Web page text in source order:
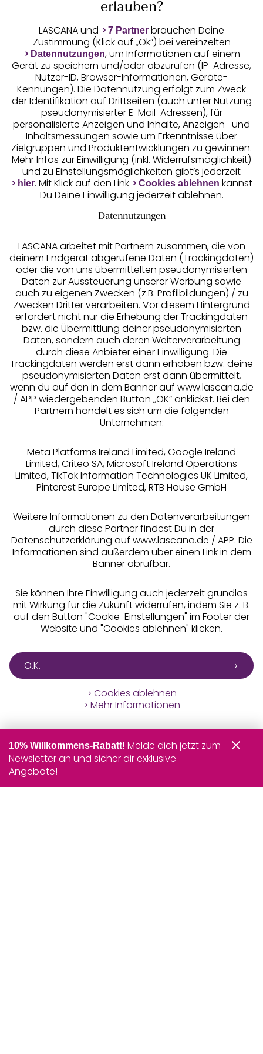
Corsage und Negligé von LASCANA und anderen
Dessous-Marken versprühst du stets einen
weiblichen Charme. Lass dich von Dessous mit
edlenSpitzen-BHs, Corsagen mit Spitze oder
transparenten Negligés verführen!
Unsere Apps
Gratis Versand ab50 €
Kostenlose Retoure
Ratenkauf **
Services
Beratung
Über uns
Rechtliches
Alle Preise inkl. MwSt., zzgl.
Versandkosten
erlauben?
LASCANA und 7 Partner brauchen Deine
Zustimmung (Klick auf „Ok”) bei vereinzelten
Datennutzungen, um Informationen auf einem
Gerät zu speichern und/oder abzurufen (IP-Adresse,
Nutzer-ID, Browser-Informationen, Geräte-
Kennungen). Die Datennutzung erfolgt zum Zweck
der Identifikation auf Drittseiten (auch unter Nutzung
pseudonymisierter E-Mail-Adressen), für
personalisierte Anzeigen und Inhalte, Anzeigen- und
Inhaltsmessungen sowie um Erkenntnisse über
Zielgruppen und Produktentwicklungen zu gewinnen.
Mehr Infos zur Einwilligung (inkl. Widerrufsmöglichkeit)
und zu Einstellungsmöglichkeiten gibt’s jederzeit
hier. Mit Klick auf den Link Cookies ablehnen kannst
Du Deine Einwilligung jederzeit ablehnen.
Datennutzungen
LASCANA arbeitet mit Partnern zusammen, die von
deinem Endgerät abgerufene Daten (Trackingdaten)
oder die von uns übermittelten pseudonymisierten
Daten zur Aussteuerung unserer Werbung sowie
auch zu eigenen Zwecken (z.B. Profilbildungen) / zu
Zwecken Dritter verarbeiten. Vor diesem Hintergrund
erfordert nicht nur die Erhebung der Trackingdaten
bzw. die Übermittlung deiner pseudonymisierten
Daten, sondern auch deren Weiterverarbeitung
durch diese Anbieter einer Einwilligung. Die
Trackingdaten werden erst dann erhoben bzw. deine
pseudonymisierten Daten erst dann übermittelt,
wenn du auf den in dem Banner auf www.lascana.de
/ APP wiedergebenden Button „OK” anklickst. Bei den
Partnern handelt es sich um die folgenden
Unternehmen:
Meta Platforms Ireland Limited, Google Ireland
Limited, Criteo SA, Microsoft Ireland Operations
Limited, TikTok Information Technologies UK Limited,
Pinterest Europe Limited, RTB House GmbH
Weitere Informationen zu den Datenverarbeitungen
durch diese Partner findest Du in der
Datenschutzerklärung auf www.lascana.de / APP. Die
Informationen sind außerdem über einen Link in dem
Banner abrufbar.
Sie können Ihre Einwilligung auch jederzeit grundlos
mit Wirkung für die Zukunft widerrufen, indem Sie z. B.
auf den Button "Cookie-Einstellungen" im Footer der
Website und "Cookies ablehnen" klicken.
O.K.
Cookies ablehnen
Mehr Informationen
10% Willkommens-Rabatt! Melde dich jetzt zum
Newsletter an und sicher dir exklusive
Angebote!